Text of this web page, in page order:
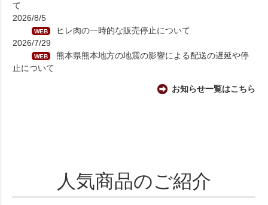
て
2026/8/5
WEB
ヒレ肉の一時的な販売停止について
2026/7/29
WEB
熊本県熊本地方の地震の影響による配送の遅延や停
止について
お知らせ一覧はこちら
人気商品のご紹介